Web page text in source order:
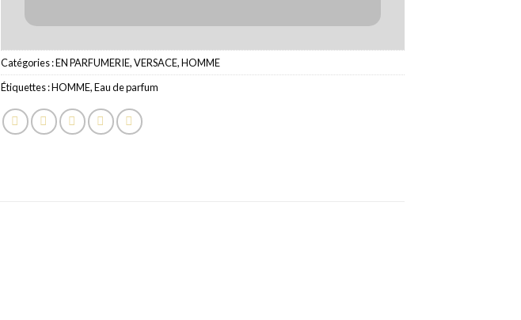
Catégories :EN PARFUMERIE,VERSACE,HOMME
Étiquettes :HOMME,Eau de parfum